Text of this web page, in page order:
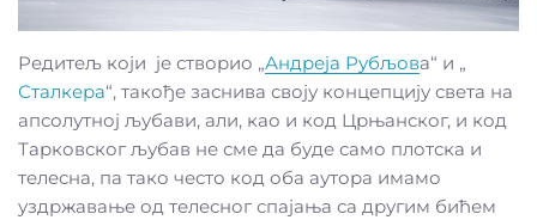
Редитељ који је створио „Андреја Рубљова“ и „
Сталкера“, такође заснива своју концепцију света на
апсолутној љубави, али, као и код Црњанског, и код
Тарковског љубав не сме да буде само плотска и
телесна, па тако често код оба аутора имамо
уздржавање од телесног спајања са другим бићем